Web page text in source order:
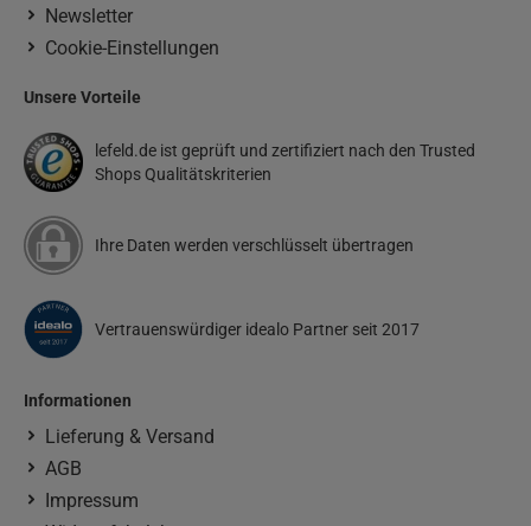
Newsletter
Cookie-Einstellungen
Unsere Vorteile
lefeld.de ist geprüft und zertifiziert nach den Trusted
Shops Qualitätskriterien
Ihre Daten werden verschlüsselt übertragen
Vertrauenswürdiger idealo Partner seit 2017
Informationen
Lieferung & Versand
AGB
Impressum